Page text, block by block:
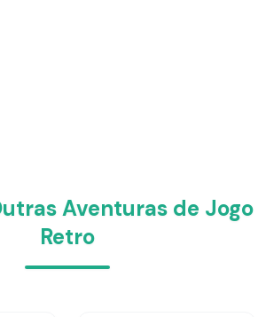
Aventuras de Jogo
Retro